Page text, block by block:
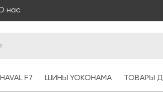
нас
F7 ШИНЫ YOKOHAMA ТОВАРЫ